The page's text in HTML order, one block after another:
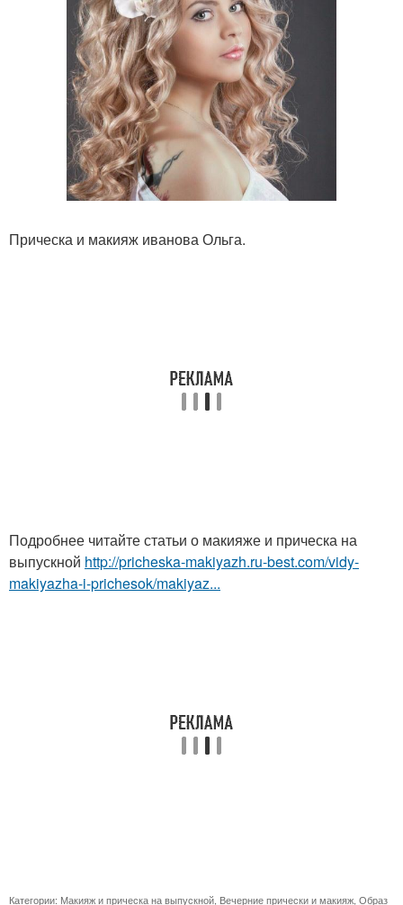
Прическа и макияж иванова Ольга.
Подробнее читайте статьи о макияже и прическа на
выпускной http://pricheska-makiyazh.ru-best.com/vidy-
makiyazha-i-prichesok/makiyaz...
Категории: Макияж и прическа на выпускной Вечерние прически и макияж Образ